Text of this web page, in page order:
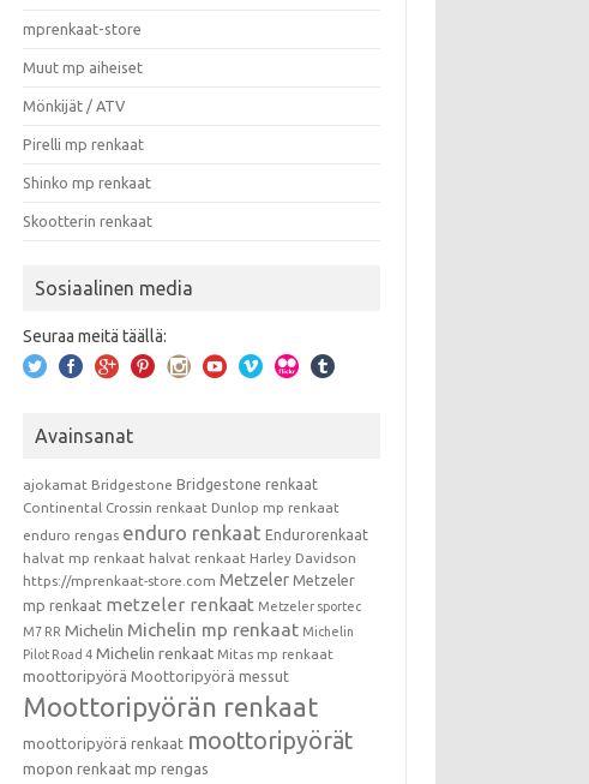
mprenkaat-store
Muut mp aiheiset
Mönkijät / ATV
Pirelli mp renkaat
Shinko mp renkaat
Skootterin renkaat
Sosiaalinen media
Seuraa meitä täällä:
Avainsanat
ajokamat Bridgestone Bridgestone renkaat
Continental Crossin renkaat Dunlop mp renkaat
enduro rengas enduro renkaat Endurorenkaat
halvat mp renkaat halvat renkaat Harley Davidson
https://mprenkaat-store.com Metzeler Metzeler
mp renkaat metzeler renkaat Metzeler sportec
M7 RR Michelin Michelin mp renkaat Michelin
Pilot Road 4 Michelin renkaat Mitas mp renkaat
moottoripyörä Moottoripyörä messut
Moottoripyörän renkaat
moottoripyörä renkaat moottoripyörät
mopon renkaat mp rengas